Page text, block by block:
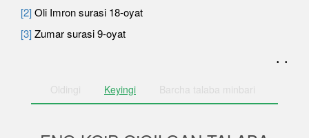
[2]Oli Imron surasi 18-oyat
[3]Zumar surasi 9-oyat
. .
Oldingi Keyingi Barcha talaba minbari